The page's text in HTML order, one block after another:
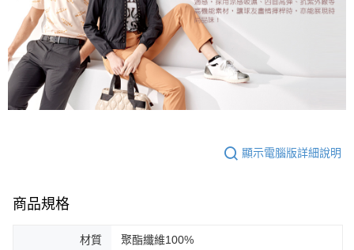
顯示電腦版詳細說明
商品規格
材質 聚酯纖維100%